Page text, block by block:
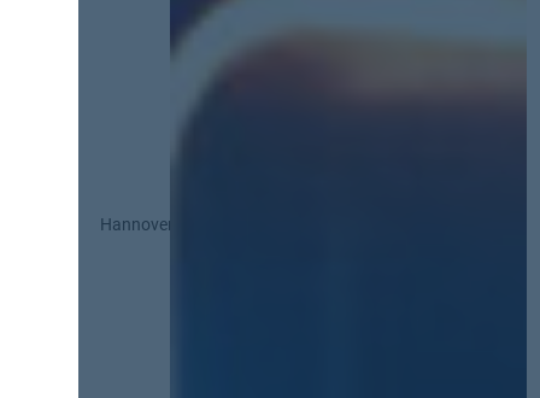
Hannover